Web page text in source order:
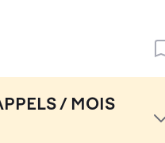
/ MOIS